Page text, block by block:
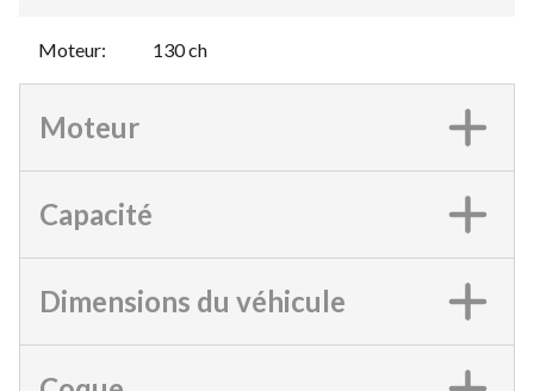
Moteur: 130 ch
Moteur
Capacité
Dimensions du véhicule